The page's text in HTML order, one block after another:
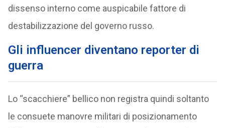
dissenso interno come auspicabile fattore di
destabilizzazione del governo russo.
Gli influencer diventano reporter di
guerra
Lo “scacchiere” bellico non registra quindi soltanto
le consuete manovre militari di posizionamento